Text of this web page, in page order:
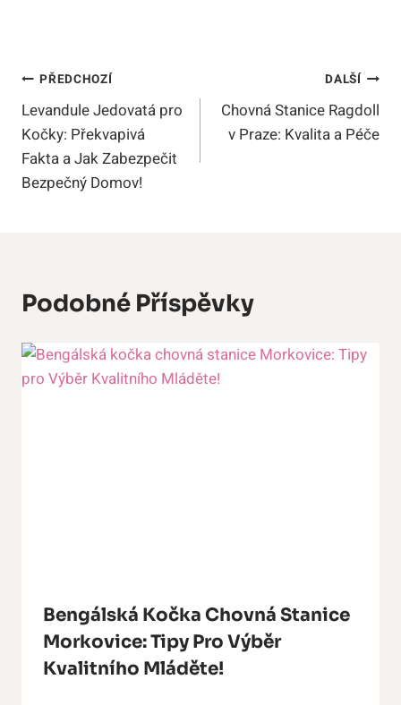
Navigace
Pro
Příspěvek
PŘEDCHOZÍ
Levandule Jedovatá pro
Kočky: Překvapivá
Fakta a Jak Zabezpečit
Bezpečný Domov!
DALŠÍ
Chovná Stanice Ragdoll
v Praze: Kvalita a Péče
Podobné Příspěvky
Bengálská Kočka Chovná Stanice
Morkovice: Tipy Pro Výběr
Kvalitního Mláděte!